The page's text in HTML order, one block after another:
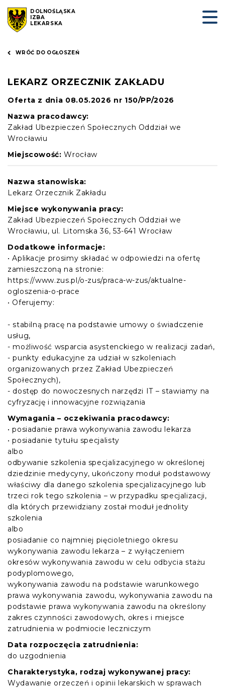
DOLNOŚLĄSKA
IZBA
LEKARSKA
WRÓĆ DO OGŁOSZEŃ
LEKARZ ORZECZNIK ZAKŁADU
Oferta z dnia 08.05.2026 nr 150/PP/2026
Nazwa pracodawcy:
Zakład Ubezpieczeń Społecznych Oddział we
Wrocławiu
Miejscowość: Wrocław
Nazwa stanowiska:
Lekarz Orzecznik Zakładu
Miejsce wykonywania pracy:
Zakład Ubezpieczeń Społecznych Oddział we
Wrocławiu, ul. Litomska 36, 53-641 Wrocław
Dodatkowe informacje:
• Aplikacje prosimy składać w odpowiedzi na ofertę
zamieszczoną na stronie:
https://www.zus.pl/o-zus/praca-w-zus/aktualne-
ogloszenia-o-prace
• Oferujemy:
- stabilną pracę na podstawie umowy o świadczenie
usług,
- możliwość wsparcia asystenckiego w realizacji zadań,
- punkty edukacyjne za udział w szkoleniach
organizowanych przez Zakład Ubezpieczeń
Społecznych),
- dostęp do nowoczesnych narzędzi IT – stawiamy na
cyfryzację i innowacyjne rozwiązania
Wymagania – oczekiwania pracodawcy:
• posiadanie prawa wykonywania zawodu lekarza
• posiadanie tytułu specjalisty
albo
odbywanie szkolenia specjalizacyjnego w określonej
dziedzinie medycyny, ukończony moduł podstawowy
właściwy dla danego szkolenia specjalizacyjnego lub
trzeci rok tego szkolenia – w przypadku specjalizacji,
dla których przewidziany został moduł jednolity
szkolenia
albo
posiadanie co najmniej pięcioletniego okresu
wykonywania zawodu lekarza – z wyłączeniem
okresów wykonywania zawodu w celu odbycia stażu
podyplomowego,
wykonywania zawodu na podstawie warunkowego
prawa wykonywania zawodu, wykonywania zawodu na
podstawie prawa wykonywania zawodu na określony
zakres czynności zawodowych, okres i miejsce
zatrudnienia w podmiocie leczniczym
Data rozpoczęcia zatrudnienia:
do uzgodnienia
Charakterystyka, rodzaj wykonywanej pracy:
Wydawanie orzeczeń i opinii lekarskich w sprawach